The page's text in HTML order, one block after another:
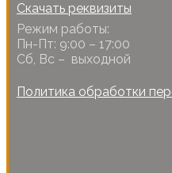
Скачать реквизиты
Режим работы:
Пн-Пт: 9:00 – 17:00
Сб, Вс – выходной
Политика обработки